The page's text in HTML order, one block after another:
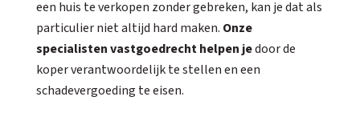
een huis te verkopen zonder gebreken, kan je dat als
particulier niet altijd hard maken. Onze
specialisten vastgoedrecht helpen jedoor de
koper verantwoordelijk te stellen en een
schadevergoeding te eisen.